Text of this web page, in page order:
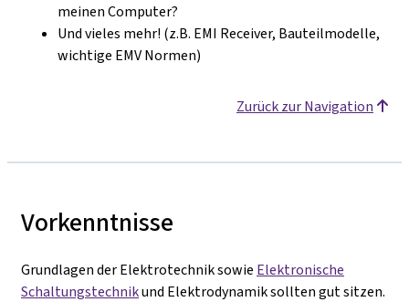
meinen Computer?
Und vieles mehr! (z.B. EMI Receiver, Bauteilmodelle,
wichtige EMV Normen)
Zurück zur Navigation
Vorkenntnisse
Grundlagen der Elektrotechnik sowie Elektronische
Schaltungstechnikund Elektrodynamik sollten gut sitzen.